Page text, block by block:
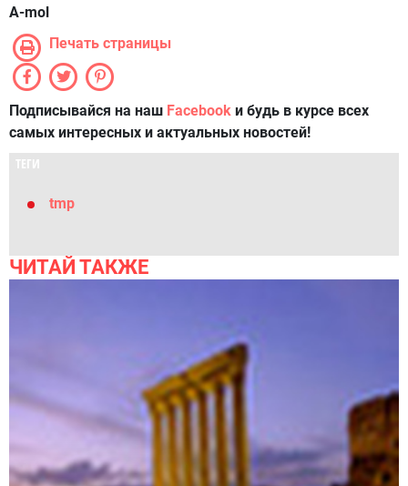
A-mol
Печать страницы
Подписывайся на наш Facebook и будь в курсе всех
самых интересных и актуальных новостей!
ТЕГИ
tmp
ЧИТАЙ ТАКЖЕ